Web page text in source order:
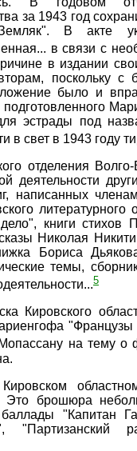
за 1943 год
В акте
в связи с
в издании
поскольку с
было и
подготовленного
эстрады под
в свет в 1943 году
отделения Волго-
деятельности
написанных
книги стихов
Николая
Бориса
темы,
5
Кировского
на тему о
областном
Это брошюра
"Капитан
"Партизанский